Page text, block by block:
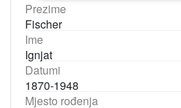
Prezime
Fischer
Ime
Ignjat
Datumi
1870-1948
Mjesto rođenja